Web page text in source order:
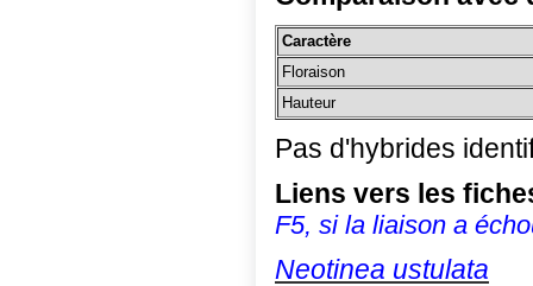
Caractère
Floraison
Hauteur
Pas d'hybrides
Liens vers les
F5, si la liaison a
Neotinea ustulata